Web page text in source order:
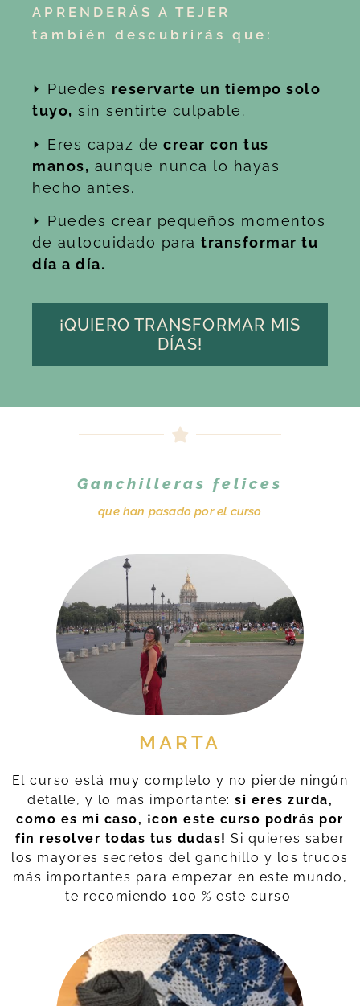
APRENDERÁS A TEJER
también descubrirás que:
⏵ Puedes reservarte un tiempo solo
tuyo, sin sentirte culpable.
⏵ Eres capaz de crear con tus
manos, aunque nunca lo hayas
hecho antes.
⏵ Puedes crear pequeños momentos
de autocuidado para transformar tu
día a día.
¡QUIERO TRANSFORMAR MIS
DÍAS!
Ganchilleras felices
que han pasado por el curso
MARTA
El curso está muy completo y no pierde ningún
detalle, y lo más importante: si eres zurda,
como es mi caso, ¡con este curso podrás por
fin resolver todas tus dudas! Si quieres saber
los mayores secretos del ganchillo y los trucos
más importantes para empezar en este mundo,
te recomiendo 100 % este curso.